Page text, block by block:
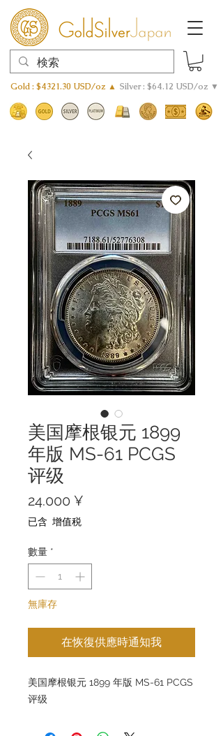
Gold : $4321.30 USD/oz ▲ Silver : $64.12 USD/oz ▼
美国摩根银元 1899
年版 MS-61 PCGS
评级
24.000 ¥
已含 增值税
數量 *
無庫存
在恢復供應時通知我
美国摩根银元 1899 年版 MS-61 PCGS
评级